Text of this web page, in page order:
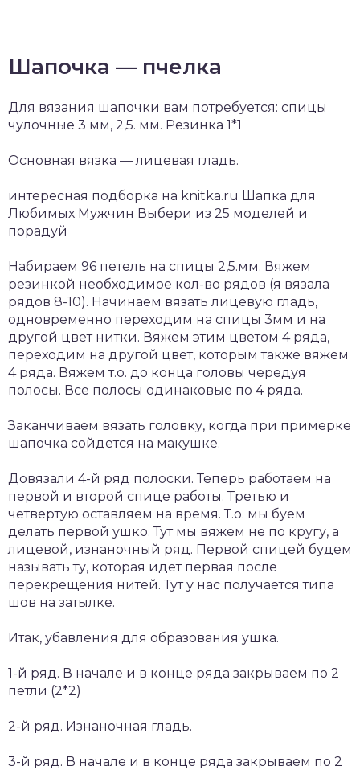
Шапочка — пчелка
Для вязания шапочки вам потребуется: спицы
чулочные 3 мм, 2,5. мм. Резинка 1*1
Основная вязка — лицевая гладь.
интересная подборка на knitka.ru Шапка для
Любимых Мужчин Выбери из 25 моделей и
порадуй
Набираем 96 петель на спицы 2,5.мм. Вяжем
резинкой необходимое кол-во рядов (я вязала
рядов 8-10). Начинаем вязать лицевую гладь,
одновременно переходим на спицы 3мм и на
другой цвет нитки. Вяжем этим цветом 4 ряда,
переходим на другой цвет, которым также вяжем
4 ряда. Вяжем т.о. до конца головы чередуя
полосы. Все полосы одинаковые по 4 ряда.
Заканчиваем вязать головку, когда при примерке
шапочка сойдется на макушке.
Довязали 4-й ряд полоски. Теперь работаем на
первой и второй спице работы. Третью и
четвертую оставляем на время. Т.о. мы буем
делать первой ушко. Тут мы вяжем не по кругу, а
лицевой, изнаночный ряд. Первой спицей будем
называть ту, которая идет первая после
перекрещения нитей. Тут у нас получается типа
шов на затылке.
Итак, убавления для образования ушка.
1-й ряд. В начале и в конце ряда закрываем по 2
петли (2*2)
2-й ряд. Изнаночная гладь.
3-й ряд. В начале и в конце ряда закрываем по 2